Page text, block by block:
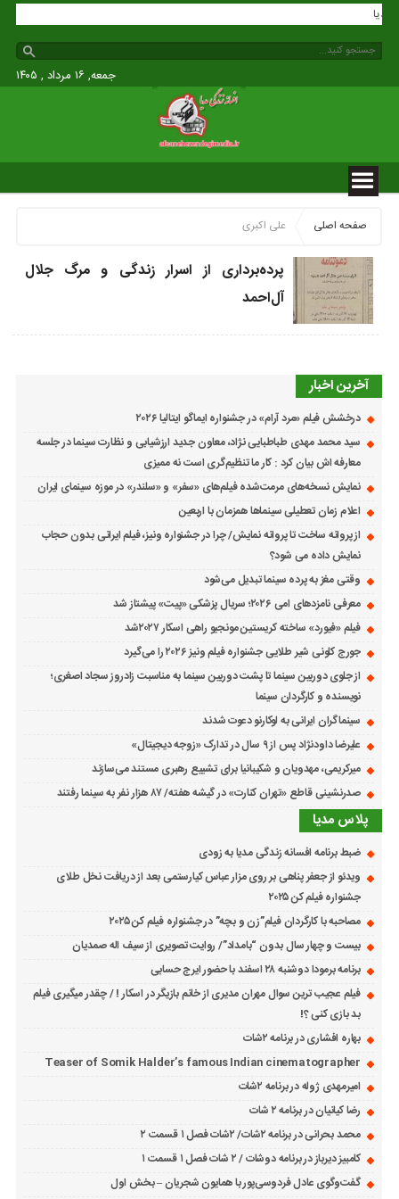
مدیا
جمعه, ۱۶ مرداد , ۱۴۰۵
صفحه اصلی علی اکبری
پرده‌برداری از اسرار زندگی و مرگ جلال
آل‌احمد
آخرین اخبار
درخشش فیلم «مرد آرام» در جشنواره ایماگو ایتالیا ۲۰۲۶
سید محمد مهدی طباطبایی نژاد، معاون جدید ارزشیابی و نظارت سینما در جلسه
معارفه اش بیان کرد : کار ما تنظیم‌گری است نه ممیزی
نمایش نسخه‌های مرمت‌شده فیلم‌های «سفر» و «سلندر» در موزه سینمای ایران
اعلام زمان تعطیلی سینماها همزمان با اربعین
از پروانه ساخت تا پروانه نمایش/ چرا در جشنواره ونیز، فیلم ایرانی بدون حجاب
نمایش داده می شود؟
وقتی مغز به پرده سینما تبدیل می‌شود
معرفی نامزدهای امی ۲۰۲۶؛ سریال پزشکی «پیت» پیشتاز شد
فیلم «فیورد» ساخته کریستین مونجیو راهی اسکار ۲۰۲۷شد
جورج کلونی شیر طلایی جشنواره فیلم ونیز ۲۰۲۶ را می‌گیرد
از جلوی دوربین سینما تا پشت دوربین سینما به مناسبت زادروز سجاد اصغری؛
نویسنده و کارگردان سینما
سینماگران ایرانی به لوکارنو دعوت شدند
علیرضا داودنژاد پس از ۹ سال در تدارک «زوجه دیجیتال»
میرکریمی، مهدویان و شکیبانیا برای تشییع رهبری مستند می‌سازند
صدرنشینی قاطع «تهران کنارت» در گیشه هفته/ ۸۷ هزار نفر به سینما رفتند
پلاس مدیا
ضبط برنامه افسانه زندگی مدیا به زودی
ویدئو از جعفر پناهی بر روی مزار عباس کیارستمی بعد از دریافت نخل طلای
جشنواره فیلم کن ۲۰۲۵
مصاحبه با کارگردان فیلم”زن و بچه” در جشنواره فیلم کن ۲۰۲۵
بیست و چهار سال بدون “بامداد”/ روایت تصویری از سیف اله صمدیان
برنامه برمودا دوشنبه ۲۸ اسفند با حضور ایرج حسابی
فیلم عجیب ترین سوال مهران مدیری از خانم بازیگر در اسکار ! / چقدر میگیری فیلم
بد بازی کنی ؟!
بهاره افشاری در برنامه ۲شات
Teaser of Somik Halder’s famous Indian cinematographer
امیرمهدی ژوله در برنامه ۲شات
رضا کیانیان در برنامه ۲ شات
محمد بحرانی در برنامه ۲شات/ ۲شات فصل ۱ قسمت ۲
کامبیز دیرباز در برنامه دوشات / ۲ شات فصل ۱ قسمت ۱
گفت‌وگوی عادل فردوسی‌پور با همایون شجریان – بخش اول